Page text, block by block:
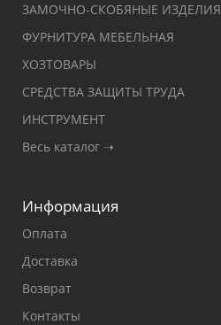
ЗАМОЧНО-СКОБЯНЫЕ ИЗДЕЛИЯ
ФУРНИТУРА МЕБЕЛЬНАЯ
ХОЗТОВАРЫ
СРЕДСТВА ЗАЩИТЫ ТРУДА
ИНСТРУМЕНТ
Весь каталог ➝
Информация
Оплата
Доставка
Возврат
Контакты